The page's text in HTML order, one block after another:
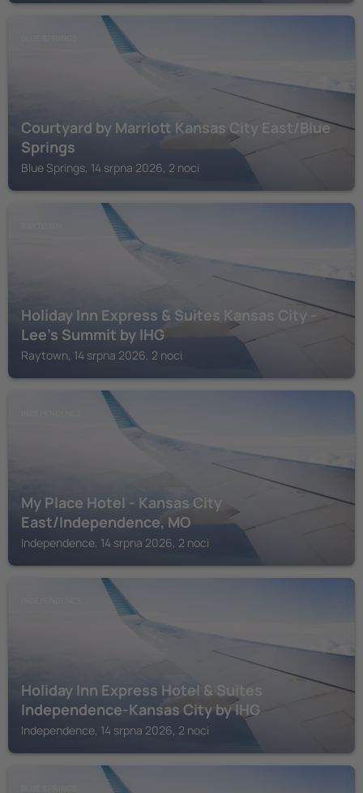
Courtyard by Marriott Kansas City East/Blue
Springs
Blue Springs, 14 srpna 2026, 2 noci
Holiday Inn Express & Suites Kansas City -
Lee's Summit by IHG
Raytown, 14 srpna 2026, 2 noci
My Place Hotel - Kansas City
East/Independence, MO
Independence, 14 srpna 2026, 2 noci
Holiday Inn Express Hotel & Suites
Independence-Kansas City by IHG
Independence, 14 srpna 2026, 2 noci